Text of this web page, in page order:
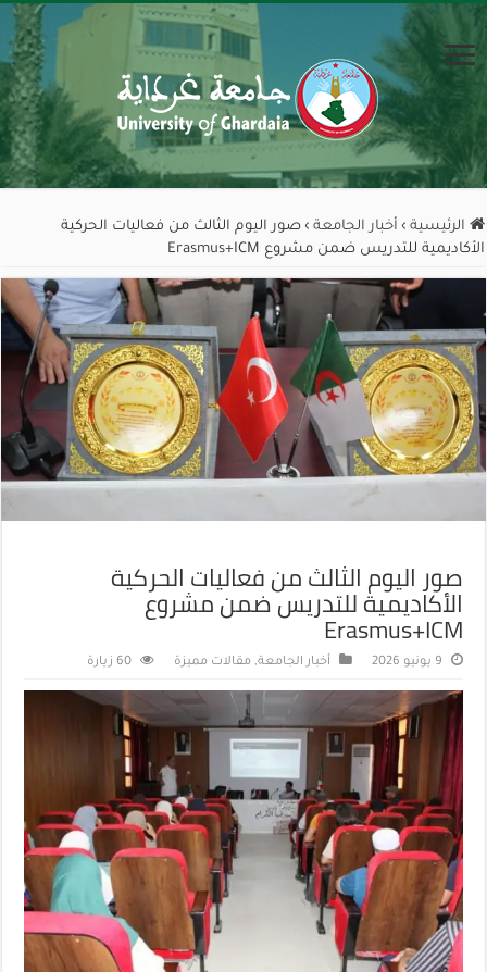
الرئيسية › أخبار الجامعة › صور اليوم الثالث من فعاليات الحركية
الأكاديمية للتدريس ضمن مشروع Erasmus+ICM
صور اليوم الثالث من فعاليات الحركية
الأكاديمية للتدريس ضمن مشروع
Erasmus+ICM
9 يونيو 2026 أخبار الجامعة, مقالات مميزة 60 زيارة